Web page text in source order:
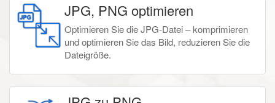
JPG, PNG optimieren
Optimieren Sie die JPG-Datei – komprimieren
und optimieren Sie das Bild, reduzieren Sie die
Dateigröße.